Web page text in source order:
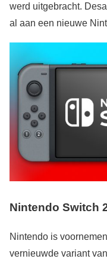
werd uitgebracht.
al aan een nieuwe
Nintendo Switch
Nintendo is
vernieuwde variant